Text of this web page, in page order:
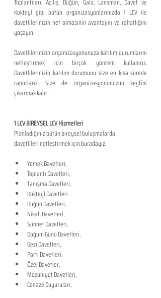
Kokteyl gibi bütün organizasyonlarınızda 1 LCV ile
davetlilerinizin net olmasının avantajını ve rahatlığını
yaşayın.
Davetlilerinizin organizasyonunuza katılım durumlarını
netleştirmek için birçok yöntem kullanırız.
Davetlilerinizin katılım durumunu size en kısa sürede
raporlarız. Size de organizasyonunuzun keyfini
çıkarmak kalır.
1 LCV BİREYSEL LCV Hizmetleri
Planladığınız bütün bireysel buluşmalarda
davetlileri netleştirmek için buradayız.
Yemek Davetleri,
Toplantı Davetleri,
Tanışma Davetleri,
Kokteyl Davetleri
Düğün Davetleri,
Nikah Davetleri,
Sünnet Davetleri,
Doğum Günü Davetleri,
Gezi Davetleri,
Parti Davetleri,
Özel Davetler,
Mezuniyet Davetleri,
Cenaze Duyuruları,